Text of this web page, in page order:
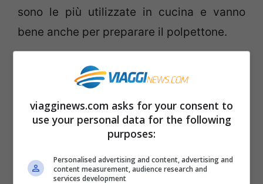
sono le più utilizzate in cucina e vanno
bene anche per preparare il polpettone.
viagginews.com asks for your consent to
use your personal data for the following
purposes:
Personalised advertising and content, advertising and
content measurement, audience research and
services development